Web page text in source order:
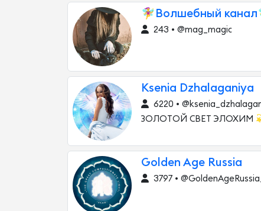
🧚‍♀️Волшебный
243 • @mag_magic
Ksenia Dzhalaganiya
6220 •
ЗОЛОТОЙ СВЕТ ЭЛОХИМ
Golden Age Russia
3797 •